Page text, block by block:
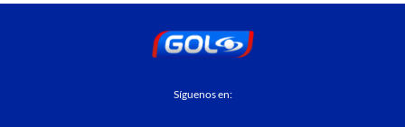
Síguenos en: